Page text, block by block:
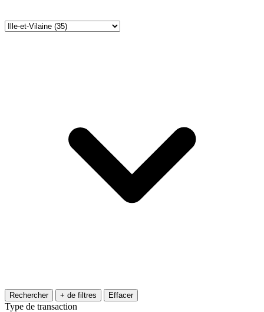
Rechercher + de filtres Effacer
Type de transaction